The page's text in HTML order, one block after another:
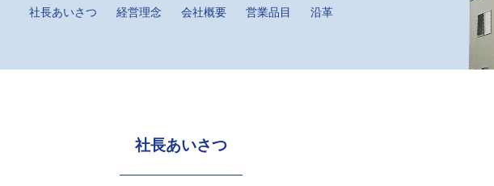
社長あいさつ 経営理念 会社概要 営業品目 沿革
社長あいさつ